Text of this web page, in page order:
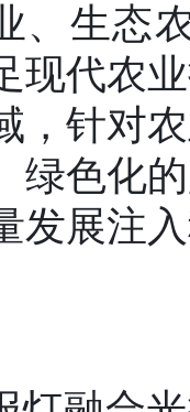
、生态
现代农
，针对
绿色化
发展注